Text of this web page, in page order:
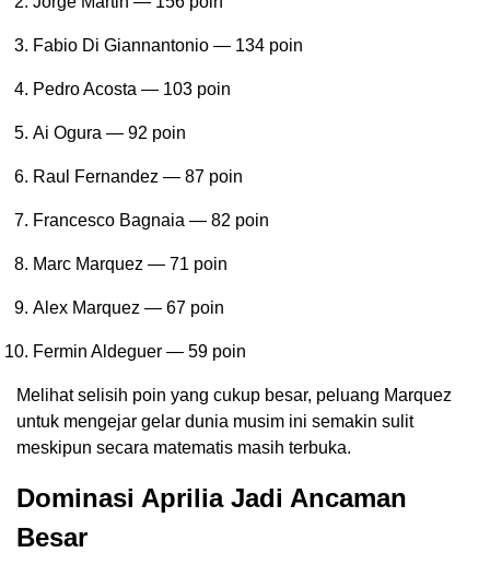
Fabio Di Giannantonio — 134 poin
Pedro Acosta — 103 poin
Ai Ogura — 92 poin
Raul Fernandez — 87 poin
Francesco Bagnaia — 82 poin
Marc Marquez — 71 poin
Alex Marquez — 67 poin
Fermin Aldeguer — 59 poin
Melihat selisih poin yang cukup besar, peluang Marquez
untuk mengejar gelar dunia musim ini semakin sulit
meskipun secara matematis masih terbuka.
Dominasi Aprilia Jadi Ancaman
Besar